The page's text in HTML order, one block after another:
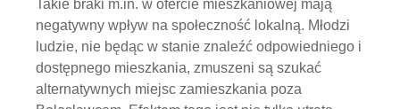
Takie braki m.in. w ofercie mieszkaniowej mają
negatywny wpływ na społeczność lokalną. Młodzi
ludzie, nie będąc w stanie znaleźć odpowiedniego i
dostępnego mieszkania, zmuszeni są szukać
alternatywnych miejsc zamieszkania poza